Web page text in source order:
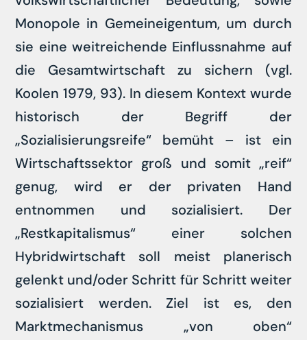
Monopole in Gemeineigentum, um durch
sie eine weitreichende Einflussnahme auf
die Gesamtwirtschaft zu sichern (vgl.
Koolen 1979, 93). In diesem Kontext wurde
historisch der Begriff der
„Sozialisierungsreife“ bemüht – ist ein
Wirtschaftssektor groß und somit „reif“
genug, wird er der privaten Hand
entnommen und sozialisiert. Der
„Restkapitalismus“ einer solchen
Hybridwirtschaft soll meist planerisch
gelenkt und/oder Schritt für Schritt weiter
sozialisiert werden. Ziel ist es, den
Marktmechanismus „von oben“